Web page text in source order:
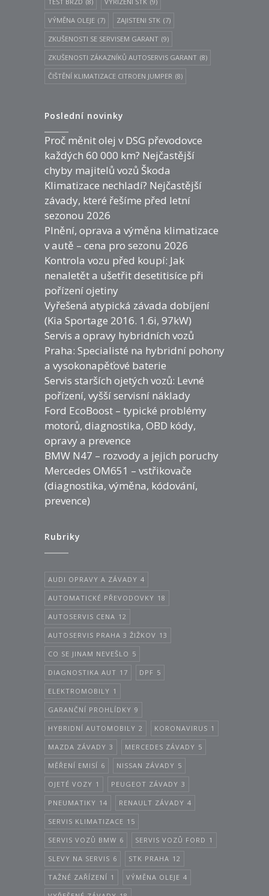
VÝMĚNA OLEJE (7) ZAJISTENI STK (7)
ZKUŠENOSTI SE SERVISEM GARANT (9)
ZKUŠENOSTI ZÁKAZNÍKŮ AUTOSERVIS GARANT (8)
ČIŠTĚNÍ KLIMATIZACE CITROEN JUMPER (8)
Poslední novinky
Proč měnit olej v DSG převodovce
každých 60 000 km? Nejčastější
chyby majitelů vozů Škoda
Klimatizace nechladí? Nejčastější
závady, které řešíme před letní
sezonou 2026
Plnění, oprava a výměna klimatizace
v autě – cena pro sezonu 2026
Kontrola vozu před koupí: Jak
nenaletět a ušetřit desetitisíce při
pořízení ojetiny
Vyřešená atypická závada dobíjení
(Kia Sportage 2016. 1.6i, 97kW)
Servis a opravy hybridních vozů
Praha: Specialisté na hybridní pohony
a vysokonapěťové baterie
Servis starších ojetých vozů: Levné
pořízení, vyšší servisní náklady
Ford EcoBoost – typické problémy
motorů, diagnostika, OBD kódy,
opravy a prevence
BMW N47 – rozvody a jejich poruchy
Mercedes OM651 – vstřikovače
(diagnostika, výměna, kódování,
prevence)
Rubriky
AUDI OPRAVY A ZÁVADY 4
AUTOMATICKÉ PŘEVODOVKY 18
AUTOSERVIS CENA 12
AUTOSERVIS PRAHA 3 ŽIŽKOV 13
CO SE JINAM NEVEŠLO 5
DIAGNOSTIKA AUT 17 DPF 5
ELEKTROMOBILY 1
GARANČNÍ PROHLÍDKY 9
HYBRIDNÍ AUTOMOBILY 2 KORONAVIRUS 1
MAZDA ZÁVADY 3 MERCEDES ZÁVADY 5
MĚŘENÍ EMISÍ 6 NISSAN ZÁVADY 5
OJETÉ VOZY 1 PEUGEOT ZÁVADY 3
PNEUMATIKY 14 RENAULT ZÁVADY 4
SERVIS KLIMATIZACE 15
SERVIS VOZŮ BMW 6 SERVIS VOZŮ FORD 1
SLEVY NA SERVIS 6 STK PRAHA 12
TAŽNÉ ZAŘÍZENÍ 1 VÝMĚNA OLEJE 4